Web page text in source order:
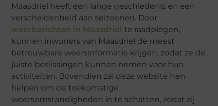
Maasdriel heeft een lange geschiedenis en een
verscheidenheid aan seizoenen. Door
weerberichten in Maasdriel te raadplegen,
kunnen inwoners van Maasdriel de meest
betrouwbare weersinformatie krijgen, zodat ze de
juiste beslissingen kunnen nemen voor hun
activiteiten. Bovendien zal deze website hen
helpen om de toekomstige
weersomstandigheden in te schatten, zodat zij